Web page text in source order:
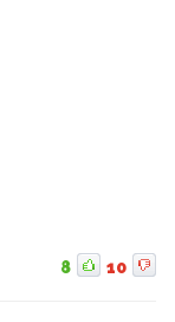
8 10